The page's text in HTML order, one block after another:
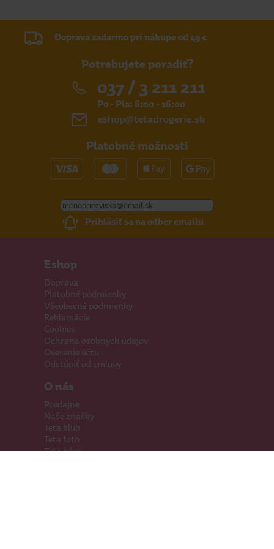
Doprava zadarmo pri nákupe od 49 €
Potrebujete poradiť?
037 / 3 211 211
Po - Pia: 8:00 - 16:00
eshop@tetadrogerie.sk
Platobné možnosti
Prihlásiť sa na odber emailu
Eshop
Doprava
Platobné podmienky
Všeobecné podmienky
Reklamácie
Cookies
Ochrana osobných údajov
Overenie účtu
Odstúpiť od zmluvy
O nás
Predajne
Naše značky
Teta klub
Teta foto
Teta káva